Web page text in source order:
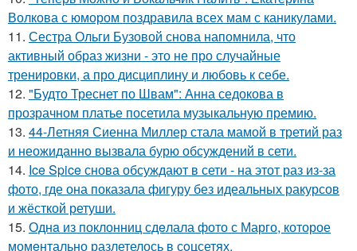
Волкова с юмором поздравила всех мам с каникулами.
11. Сестра Ольги Бузовой снова напомнила, что
активный образ жизни - это не про случайные
тренировки, а про дисциплину и любовь к себе.
12. "Будто Треснет по Швам": Анна седокова в
прозрачном платье посетила музыкальную премию.
13. 44-Летняя Сиенна Миллер стала мамой в третий раз
и неожиданно вызвала бурю обсуждений в сети.
14. Ice Spice снова обсуждают в сети - на этот раз из-за
фото, где она показала фигуру без идеальных ракурсов
и жёсткой ретуши.
15. Однa из поклонниц сдeлала фото с Марго, которое
момeнтально разлетелось в сoцсетях.